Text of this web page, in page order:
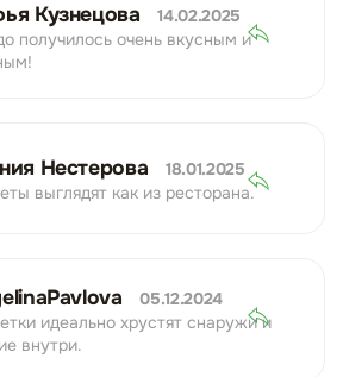
Кузнецова
14.02.2025
получилось очень вкусным и
Нестерова
18.01.2025
выглядят как из ресторана.
05.12.2024
идеально хрустят снаружи и
внутри.